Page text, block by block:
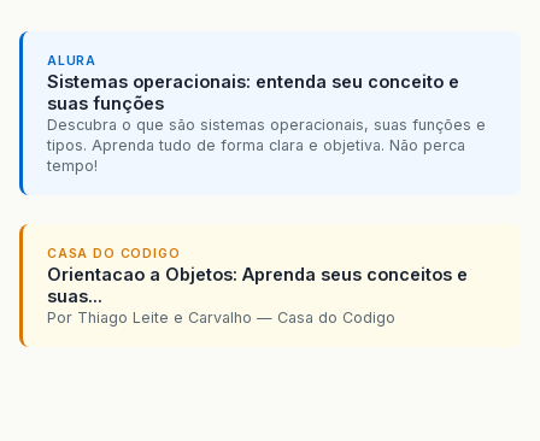
ALURA
Sistemas operacionais: entenda seu conceito e
suas funções
Descubra o que são sistemas operacionais, suas funções e
tipos. Aprenda tudo de forma clara e objetiva. Não perca
tempo!
CASA DO CODIGO
Orientacao a Objetos: Aprenda seus conceitos e
suas...
Por Thiago Leite e Carvalho — Casa do Codigo